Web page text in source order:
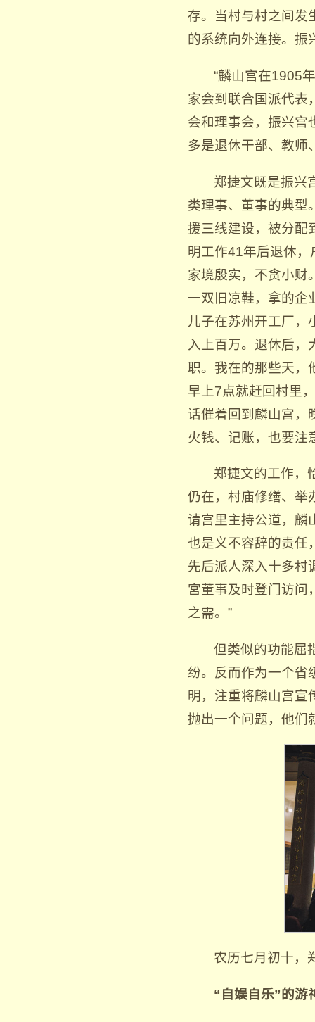
存。当村与村之间发
的系统向外连接。振
“麟山宫在1905
家会到联合国派代表
会和理事会，振兴宫
多是退休干部、教师
郑捷文既是振兴
类理事、董事的典型
援三线建设，被分配
明工作41年后退休
家境殷实，不贪小财
一双旧凉鞋，拿的企
儿子在苏州开工厂，
入上百万。退休后，
职。我在的那些天，
早上7点就赶回村里
话催着回到麟山宫，
火钱、记账，也要注
郑捷文的工作，
仍在，村庙修缮、举
请宫里主持公道，麟
也是义不容辞的责任
先后派人深入十多村
宮董事及时登门访问
之需。”
但类似的功能屈
纷。反而作为一个省
明，注重将麟山宫宣
抛出一个问题，他们
农历七月初十，
“自娱自乐”的游